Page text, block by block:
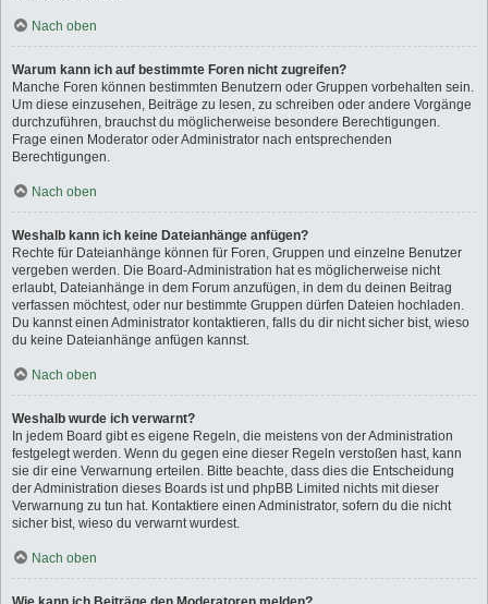
Nach oben
Warum kann ich auf bestimmte Foren nicht zugreifen?
Manche Foren können bestimmten Benutzern oder Gruppen vorbehalten sein.
Um diese einzusehen, Beiträge zu lesen, zu schreiben oder andere Vorgänge
durchzuführen, brauchst du möglicherweise besondere Berechtigungen.
Frage einen Moderator oder Administrator nach entsprechenden
Berechtigungen.
Nach oben
Weshalb kann ich keine Dateianhänge anfügen?
Rechte für Dateianhänge können für Foren, Gruppen und einzelne Benutzer
vergeben werden. Die Board-Administration hat es möglicherweise nicht
erlaubt, Dateianhänge in dem Forum anzufügen, in dem du deinen Beitrag
verfassen möchtest, oder nur bestimmte Gruppen dürfen Dateien hochladen.
Du kannst einen Administrator kontaktieren, falls du dir nicht sicher bist, wieso
du keine Dateianhänge anfügen kannst.
Nach oben
Weshalb wurde ich verwarnt?
In jedem Board gibt es eigene Regeln, die meistens von der Administration
festgelegt werden. Wenn du gegen eine dieser Regeln verstoßen hast, kann
sie dir eine Verwarnung erteilen. Bitte beachte, dass dies die Entscheidung
der Administration dieses Boards ist und phpBB Limited nichts mit dieser
Verwarnung zu tun hat. Kontaktiere einen Administrator, sofern du die nicht
sicher bist, wieso du verwarnt wurdest.
Nach oben